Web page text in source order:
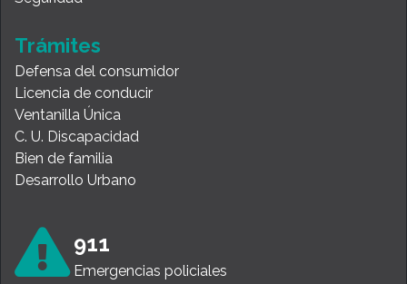
Trámites
Defensa del consumidor
Licencia de conducir
Ventanilla Única
C. U. Discapacidad
Bien de familia
Desarrollo Urbano
911
Emergencias policiales